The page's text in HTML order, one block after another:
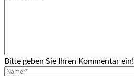
Bitte geben Sie Ihren Kommentar ein!